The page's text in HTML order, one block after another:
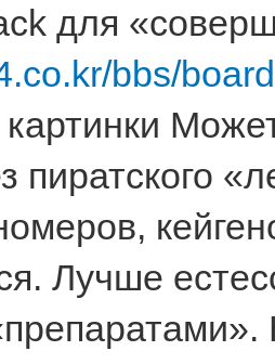
для
bbs/
картинки
пиратского
Лучше